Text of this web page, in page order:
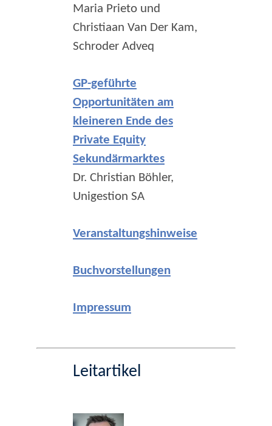
Maria Prieto und
Christiaan Van Der Kam,
Schroder Adveq
GP-geführte
Opportunitäten am
kleineren Ende des
Private Equity
Sekundärmarktes
Dr. Christian Böhler,
Unigestion SA
Veranstaltungshinweise
Buchvorstellungen
Impressum
Leitartikel